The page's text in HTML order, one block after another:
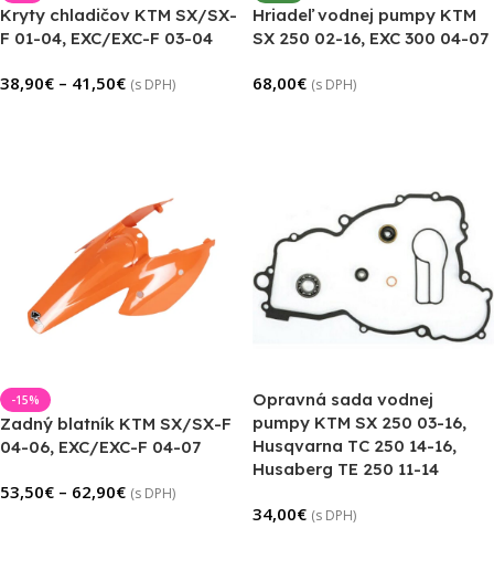
Kryty chladičov KTM SX/SX-
F 01-04, EXC/EXC-F 03-04
38,90€ – 41,50€ (s DPH)
Hriadeľ vodnej pumpy KTM
SX 250 02-16, EXC 300 04-07
68,00€ (s DPH)
-15%
Zadný blatník KTM SX/SX-F
04-06, EXC/EXC-F 04-07
53,50€ – 62,90€ (s DPH)
Opravná sada vodnej
pumpy KTM SX 250 03-16,
Husqvarna TC 250 14-16,
Husaberg TE 250 11-14
34,00€ (s DPH)